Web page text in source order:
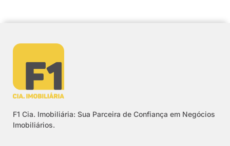
F1 Cia. Imobiliária: Sua Parceira de Confiança em Negócios
Imobiliários.